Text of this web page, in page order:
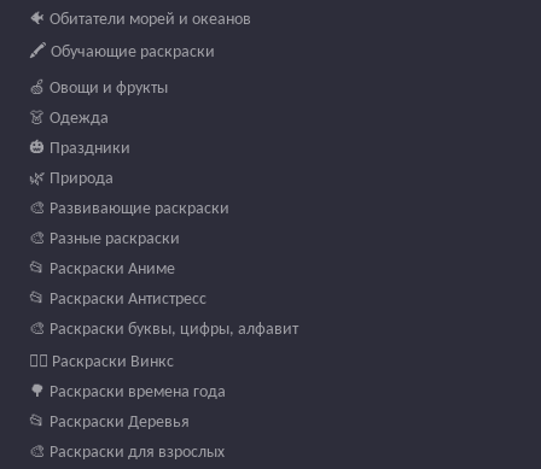
🐠 Обитатели морей и океанов
🖍️ Обучающие раскраски
🍏 Овощи и фрукты
👗 Одежда
🎃 Праздники
🌿 Природа
🎨 Развивающие раскраски
🎨 Разные раскраски
📂 Раскраски Аниме
📂 Раскраски Антистресс
🎨 Раскраски буквы, цифры, алфавит
🧚‍♀️ Раскраски Винкс
🌳 Раскраски времена года
📂 Раскраски Деревья
🎨 Раскраски для взрослых